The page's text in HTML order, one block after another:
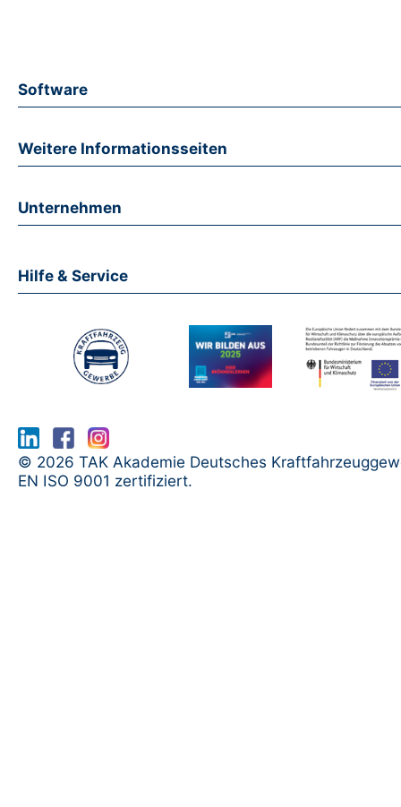
Software
Weitere Informationsseiten
Unternehmen
Hilfe & Service
© 2026 TAK Akademie Deutsches
EN ISO 9001 zertifiziert.